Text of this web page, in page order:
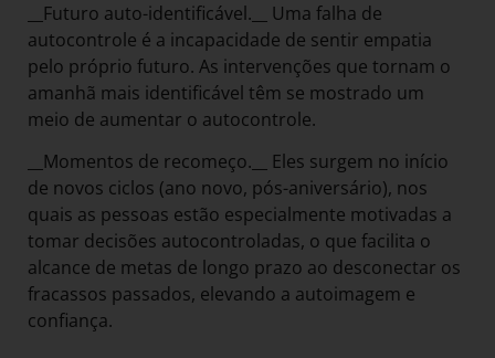
__Futuro auto-identificável.__ Uma falha de
autocontrole é a incapacidade de sentir empatia
pelo próprio futuro. As intervenções que tornam o
amanhã mais identificável têm se mostrado um
meio de aumentar o autocontrole.
__Momentos de recomeço.__ Eles surgem no início
de novos ciclos (ano novo, pós-aniversário), nos
quais as pessoas estão especialmente motivadas a
tomar decisões autocontroladas, o que facilita o
alcance de metas de longo prazo ao desconectar os
fracassos passados, elevando a autoimagem e
confiança.